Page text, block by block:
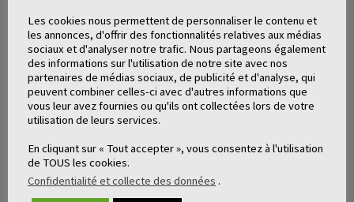
←
Les cookies nous permettent de personnaliser le contenu et
les annonces, d'offrir des fonctionnalités relatives aux médias
sociaux et d'analyser notre trafic. Nous partageons également
des informations sur l'utilisation de notre site avec nos
partenaires de médias sociaux, de publicité et d'analyse, qui
peuvent combiner celles-ci avec d'autres informations que
vous leur avez fournies ou qu'ils ont collectées lors de votre
utilisation de leurs services.
En cliquant sur « Tout accepter », vous consentez à l'utilisation
de TOUS les cookies.
Confidentialité et collecte des données .